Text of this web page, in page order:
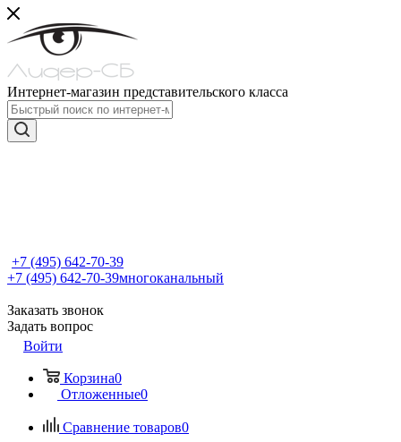
Интернет-магазин представительского класса
+7 (495) 642-70-39
+7 (495) 642-70-39многоканальный
Заказать звонок
Задать вопрос
Войти
Корзина0
Отложенные0
Сравнение товаров0